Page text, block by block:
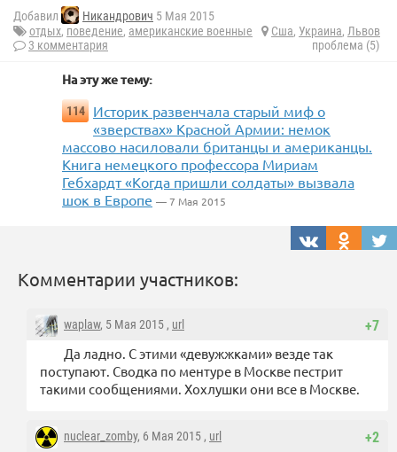
Добавил Никандрович 5 Мая 2015
отдых, поведение, американские военные Сша, Украина, Львов
3 комментария
проблема (5)
На эту же тему:
114
Историк развенчала старый миф о
«зверствах» Красной Армии: немок
массово насиловали британцы и американцы.
Книга немецкого профессора Мириам
Гебхардт «Когда пришли солдаты» вызвала
шок в Европе — 7 Мая 2015
Комментарии участников:
+7
waplaw, 5 Мая 2015 , url
Да ладно. С этими «девужжками» везде так
поступают. Сводка по ментуре в Москве пестрит
такими сообщениями. Хохлушки они все в Москве.
+2
nuclear_zomby, 6 Мая 2015 , url